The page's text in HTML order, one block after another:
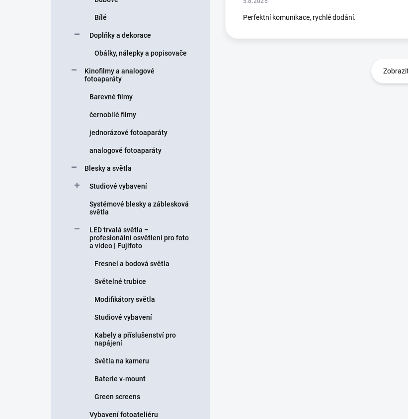
Bílé
Doplňky a dekorace
Obálky, nálepky a popisovače
Kinofilmy a analogové
fotoaparáty
Barevné filmy
černobílé filmy
jednorázové fotoaparáty
analogové fotoaparáty
Blesky a světla
Studiové vybavení
Systémové blesky a záblesková
světla
LED trvalá světla –
profesionální osvětlení pro foto
a video | Fujifoto
Fresnel a bodová světla
Světelné trubice
Modifikátory světla
Studiové vybavení
Kabely a příslušenství pro
napájení
Světla na kameru
Baterie v-mount
Green screens
Vybavení fotoateliéru
Perfektní komunikace, rychlé dodání.